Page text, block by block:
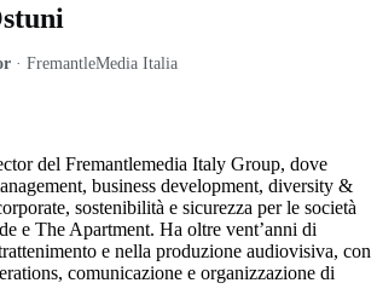
· FremantleMedia Italia
del Fremantlemedia Italy Group, dove
business development, diversity &
sostenibilità e sicurezza per le società
e The Apartment. Ha oltre vent’anni di
e nella produzione audiovisiva, con
comunicazione e organizzazione di